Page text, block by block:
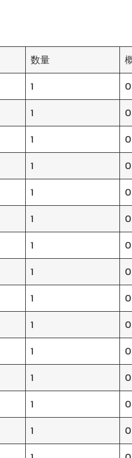
数量
1
1
1
1
1
1
1
1
1
1
1
1
1
1